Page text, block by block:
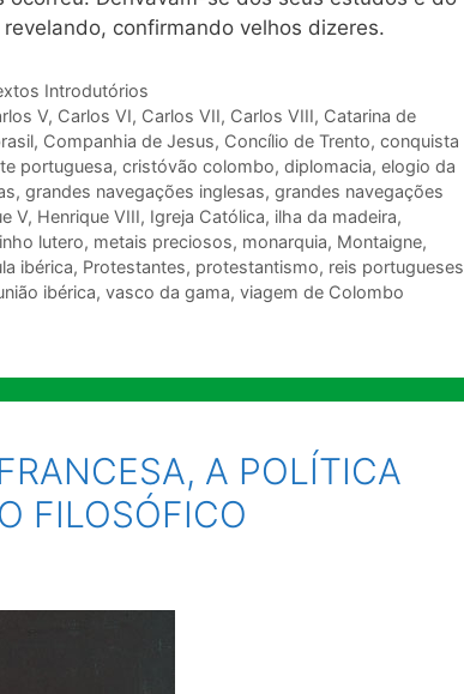
confirmando velhos dizeres.
Introdutórios
V, Carlos VI, Carlos VII, Carlos VIII, Catarina de
, Companhia de Jesus, Concílio de Trento, conquista
portuguesa, cristóvão colombo, diplomacia, elogio da
, grandes navegações inglesas, grandes navegações
V, Henrique VIII, Igreja Católica, ilha da madeira,
lutero, metais preciosos, monarquia, Montaigne,
ibérica, Protestantes, protestantismo, reis portugueses
ibérica, vasco da gama, viagem de Colombo
A POLÍTICA
FILOSÓFICO